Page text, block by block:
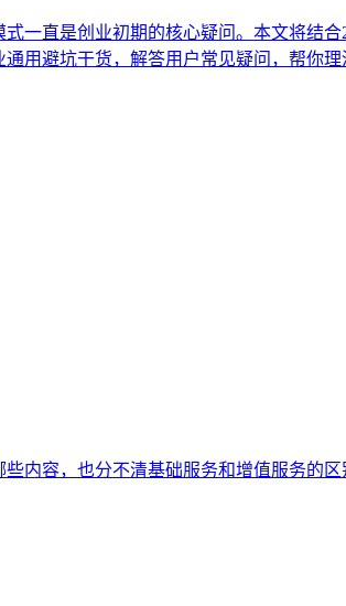
一直是创业初期的核心疑问。本文将结
用避坑干货，解答用户常见疑问，帮你
内容，也分不清基础服务和增值服务的